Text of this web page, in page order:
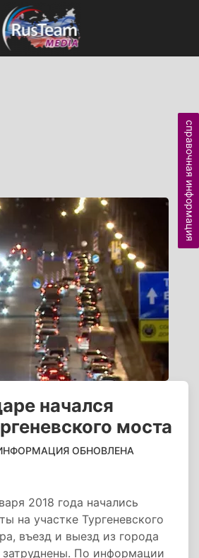
начался
моста
ОБНОВЛЕНА
2018 года начались
на участке Тургеневского
въезд и выезд из города
затруднены. По информации
справочная информация